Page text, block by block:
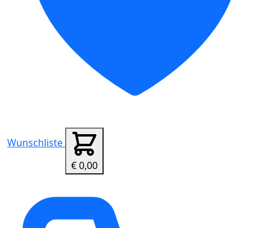
Wunschliste
€ 0,00